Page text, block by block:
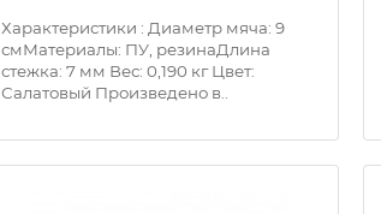
Характеристики : Диаметр мяча: 9
смМатериалы: ПУ, резинаДлина
стежка: 7 мм Вес: 0,190 кг Цвет:
Салатовый Произведено в..